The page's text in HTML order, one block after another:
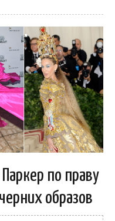
по праву
образов